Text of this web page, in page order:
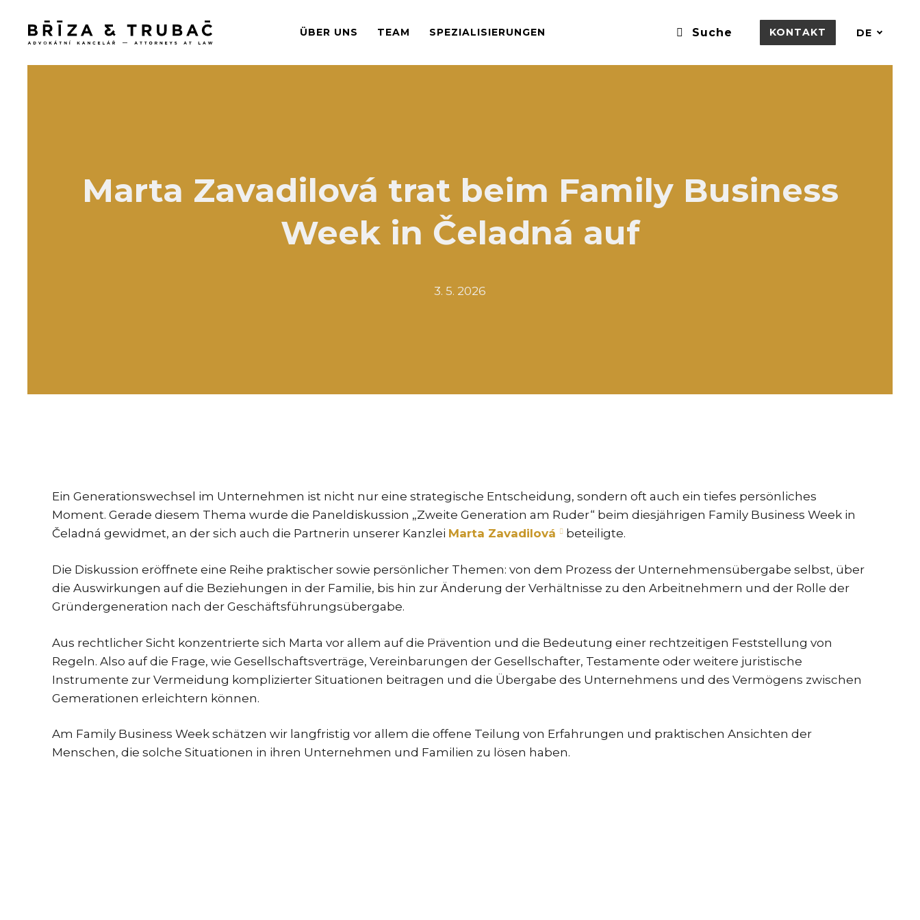
ÜBER UNS TEAM SPEZIALISIERUNGEN Suche KONTAKT DE
Marta Zavadilová trat beim Family Business
Week in Čeladná auf
3. 5. 2026
Ein Generationswechsel im Unternehmen ist nicht nur eine strategische Entscheidung, sondern oft auch ein tiefes persönliches
Moment. Gerade diesem Thema wurde die Paneldiskussion „Zweite Generation am Ruder“ beim diesjährigen Family Business Week in
Čeladná gewidmet, an der sich auch die Partnerin unserer Kanzlei Marta Zavadilová beteiligte.
Die Diskussion eröffnete eine Reihe praktischer sowie persönlicher Themen: von dem Prozess der Unternehmensübergabe selbst, über
die Auswirkungen auf die Beziehungen in der Familie, bis hin zur Änderung der Verhältnisse zu den Arbeitnehmern und der Rolle der
Gründergeneration nach der Geschäftsführungsübergabe.
Aus rechtlicher Sicht konzentrierte sich Marta vor allem auf die Prävention und die Bedeutung einer rechtzeitigen Feststellung von
Regeln. Also auf die Frage, wie Gesellschaftsverträge, Vereinbarungen der Gesellschafter, Testamente oder weitere juristische
Instrumente zur Vermeidung komplizierter Situationen beitragen und die Übergabe des Unternehmens und des Vermögens zwischen
Gemerationen erleichtern können.
Am Family Business Week schätzen wir langfristig vor allem die offene Teilung von Erfahrungen und praktischen Ansichten der
Menschen, die solche Situationen in ihren Unternehmen und Familien zu lösen haben.